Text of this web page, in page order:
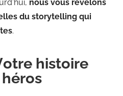
nous vous révélons
du storytelling qui
.
histoire